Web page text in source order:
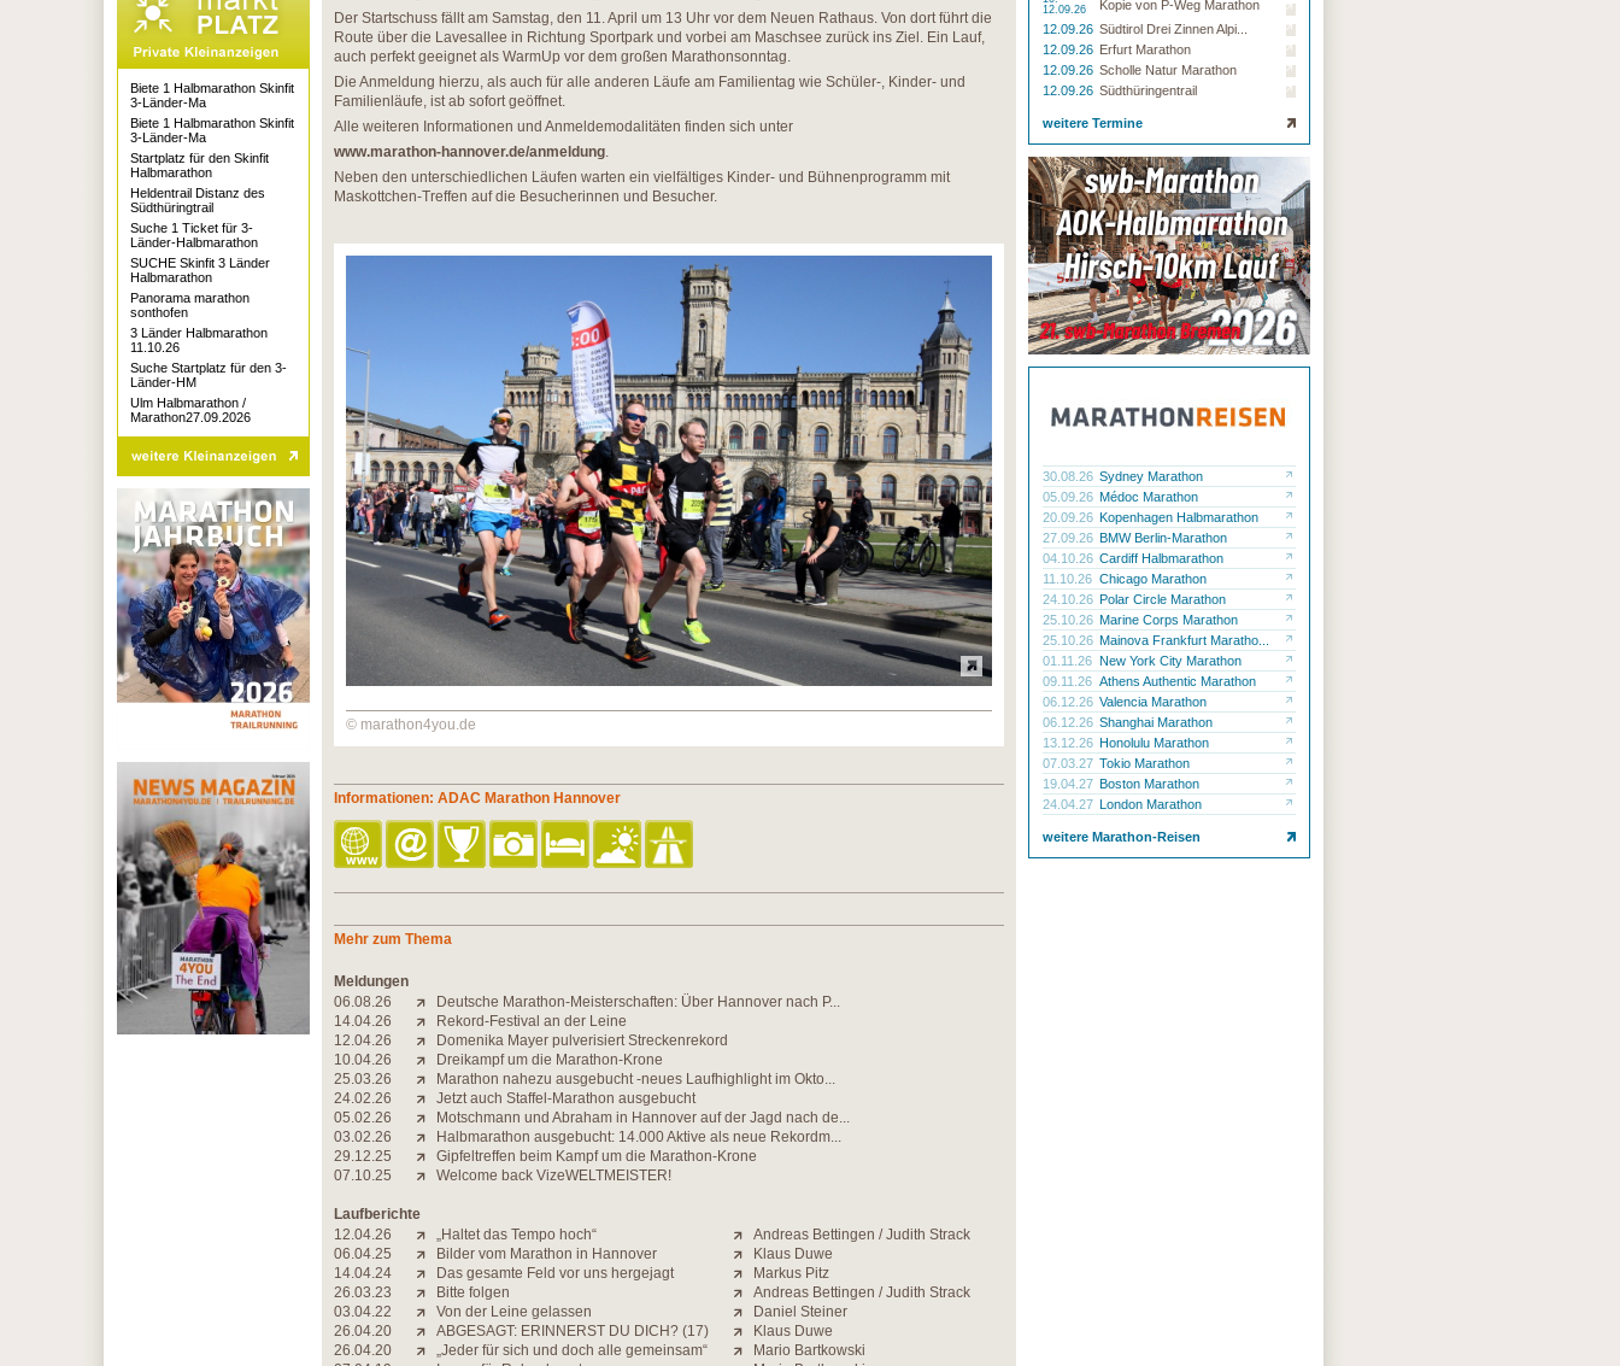
Der Startschuss fällt am Samstag, den 11. April um 13 Uhr vor dem Neuen Rathaus. Von dort führt die
Route über die Lavesallee in Richtung Sportpark und vorbei am Maschsee zurück ins Ziel. Ein Lauf,
auch perfekt geeignet als WarmUp vor dem großen Marathonsonntag.
Die Anmeldung hierzu, als auch für alle anderen Läufe am Familientag wie Schüler-, Kinder- und
Familienläufe, ist ab sofort geöffnet.
Alle weiteren Informationen und Anmeldemodalitäten finden sich unter
www.marathon-hannover.de/anmeldung.
Neben den unterschiedlichen Läufen warten ein vielfältiges Kinder- und Bühnenprogramm mit
Maskottchen-Treffen auf die Besucherinnen und Besucher.
© marathon4you.de
Informationen: ADAC Marathon Hannover
Mehr zum Thema
Meldungen
06.08.26
Deutsche Marathon-Meisterschaften: Über Hannover nach P...
14.04.26
Rekord-Festival an der Leine
12.04.26
Domenika Mayer pulverisiert Streckenrekord
10.04.26
Dreikampf um die Marathon-Krone
25.03.26
Marathon nahezu ausgebucht -neues Laufhighlight im Okto...
24.02.26
Jetzt auch Staffel-Marathon ausgebucht
05.02.26
Motschmann und Abraham in Hannover auf der Jagd nach de...
03.02.26
Halbmarathon ausgebucht: 14.000 Aktive als neue Rekordm...
29.12.25
Gipfeltreffen beim Kampf um die Marathon-Krone
07.10.25
Welcome back VizeWELTMEISTER!
Laufberichte
12.04.26
„Haltet das Tempo hoch“
Andreas Bettingen / Judith Strack
06.04.25
Bilder vom Marathon in Hannover
Klaus Duwe
14.04.24
Das gesamte Feld vor uns hergejagt
Markus Pitz
26.03.23
Bitte folgen
Andreas Bettingen / Judith Strack
03.04.22
Von der Leine gelassen
Daniel Steiner
26.04.20
ABGESAGT: ERINNERST DU DICH? (17)
Klaus Duwe
26.04.20
„Jeder für sich und doch alle gemeinsam“
Mario Bartkowski
12.09.26
Kopie von P-Weg Marathon
12.09.26 Südtirol Drei Zinnen Alpi...
12.09.26 Erfurt Marathon
12.09.26 Scholle Natur Marathon
12.09.26 Südthüringentrail
weitere Termine
30.08.26 Sydney Marathon
05.09.26 Médoc Marathon
20.09.26 Kopenhagen Halbmarathon
27.09.26 BMW Berlin-Marathon
04.10.26 Cardiff Halbmarathon
11.10.26 Chicago Marathon
24.10.26 Polar Circle Marathon
25.10.26 Marine Corps Marathon
25.10.26 Mainova Frankfurt Maratho...
01.11.26 New York City Marathon
09.11.26 Athens Authentic Marathon
06.12.26 Valencia Marathon
06.12.26 Shanghai Marathon
13.12.26 Honolulu Marathon
07.03.27 Tokio Marathon
19.04.27 Boston Marathon
24.04.27 London Marathon
weitere Marathon-Reisen
Biete 1 Halbmarathon Skinfit
3-Länder-Ma
Biete 1 Halbmarathon Skinfit
3-Länder-Ma
Startplatz für den Skinfit
Halbmarathon
Heldentrail Distanz des
Südthüringtrail
Suche 1 Ticket für 3-
Länder-Halbmarathon
SUCHE Skinfit 3 Länder
Halbmarathon
Panorama marathon
sonthofen
3 Länder Halbmarathon
11.10.26
Suche Startplatz für den 3-
Länder-HM
Ulm Halbmarathon /
Marathon27.09.2026